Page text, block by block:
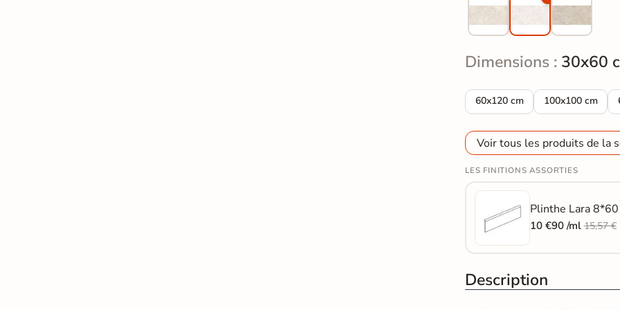
Dimensions : 30x60
60x120 cm
Carrelage sol effet Travertin
100x100 cm
Carrelage sol
Voir tous les produits de la
LES FINITIONS ASSORTIES
Plinthe Lara
10 €90 /ml15,57 €
Description